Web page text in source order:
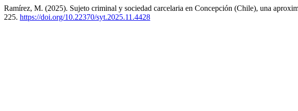
Ramírez, M. (2025). Sujeto criminal y sociedad carcelaria en Concepción (Chile), una
225. https://doi.org/10.22370/syt.2025.11.4428